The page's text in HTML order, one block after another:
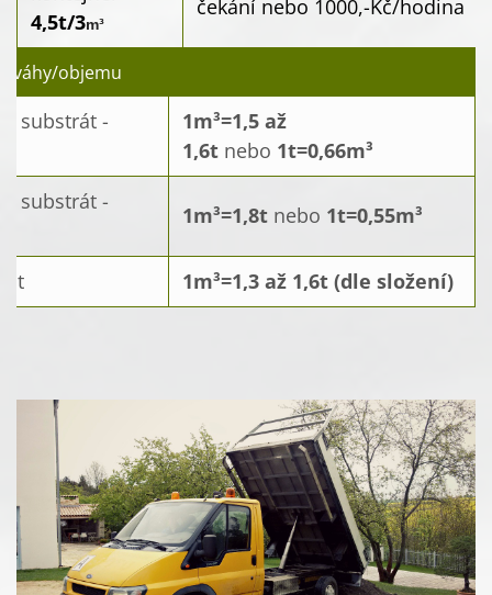
4,5t/3m³
čekání nebo 1000,-Kč/hodina
váhy/objemu
substrát - 1m³=1,5 až
1,6t nebo 1t=0,66m³
substrát -
1m³=1,8t nebo 1t=0,55m³
1m³=1,3 až 1,6t (dle složení)